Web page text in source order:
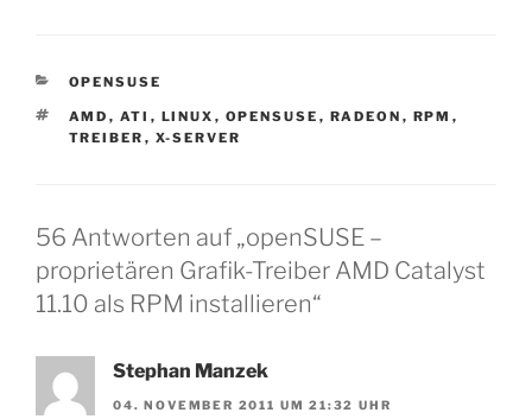
KATEGORIEN
OPENSUSE
SCHLAGWÖRTER
AMD , ATI , LINUX , OPENSUSE , RADEON , RPM ,
TREIBER , X-SERVER
56 Antworten auf „openSUSE –
proprietären Grafik-Treiber AMD Catalyst
11.10 als RPM installieren“
Stephan Manzek
04. NOVEMBER 2011 UM 21:32 UHR